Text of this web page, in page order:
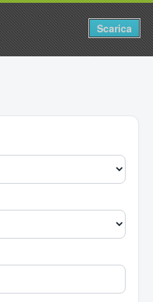
Scarica